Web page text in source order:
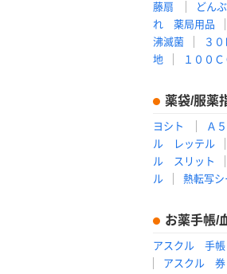
藤扇 どん
れ 薬局用品
沸滅菌
３
地
１００Ｃ
薬袋/服薬
ヨシト Ａ
ル レッテル
ル スリット
ル
熱転写シ
お薬手帳/
アスクル 手帳
アスクル